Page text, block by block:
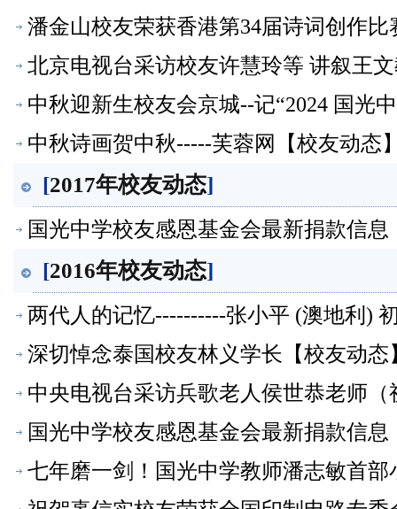
潘金山校友荣获香港第34届诗词创作
北京电视台采访校友许慧玲等 讲叙王
中秋迎新生校友会京城--记“2024 国光
态】
中秋诗画贺中秋-----芙蓉网【校友动态
[2017年校友动态]
国光中学校友感恩基金会最新捐款信息
[2016年校友动态]
两代人的记忆----------张小平 (澳地利)
深切悼念泰国校友林义学长【校友动态
中央电视台采访兵歌老人侯世恭老师
国光中学校友感恩基金会最新捐款信息
七年磨一剑！国光中学教师潘志敏首